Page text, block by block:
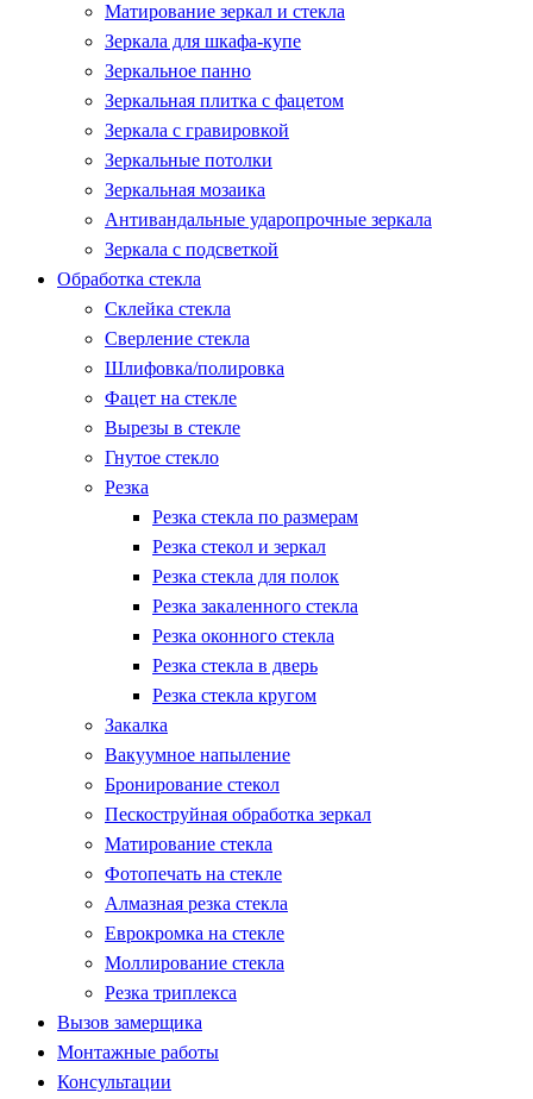
Матирование зеркал и стекла
Зеркала для шкафа-купе
Зеркальное панно
Зеркальная плитка с фацетом
Зеркала с гравировкой
Зеркальные потолки
Зеркальная мозаика
Антивандальные ударопрочные зеркала
Зеркала с подсветкой
Обработка стекла
Склейка стекла
Сверление стекла
Шлифовка/полировка
Фацет на стекле
Вырезы в стекле
Гнутое стекло
Резка
Резка стекла по размерам
Резка стекол и зеркал
Резка стекла для полок
Резка закаленного стекла
Резка оконного стекла
Резка стекла в дверь
Резка стекла кругом
Закалка
Вакуумное напыление
Бронирование стекол
Пескоструйная обработка зеркал
Матирование стекла
Фотопечать на стекле
Алмазная резка стекла
Еврокромка на стекле
Моллирование стекла
Резка триплекса
Вызов замерщика
Монтажные работы
Консультации